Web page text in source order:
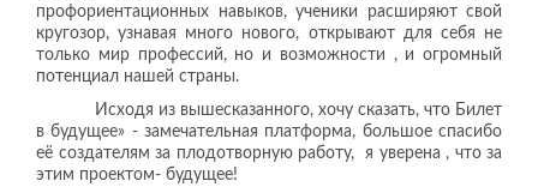
профориентационных навыков, ученики расширяют свой
кругозор, узнавая много нового, открывают для себя не
только мир профессий, но и возможности , и огромный
потенциал нашей страны.
Исходя из вышесказанного, хочу сказать, что Билет
в будущее» - замечательная платформа, большое спасибо
её создателям за плодотворную работу, я уверена , что за
этим проектом- будущее!